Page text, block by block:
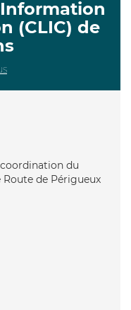
(CLIC) de
du
Route de Périgueux